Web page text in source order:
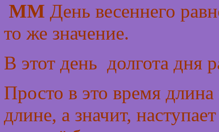
ММ День весеннего
то же значение.
В этот день долгота дня
Просто в это время
длине, а значит,